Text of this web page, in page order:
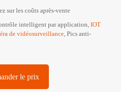
sur les coûts après-vente
intelligent par application, IOT
de vidéosurveillance, Pics anti-
le prix